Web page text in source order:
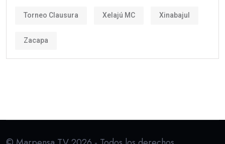
Torneo Clausura Xelajú MC Xinabajul
Zacapa